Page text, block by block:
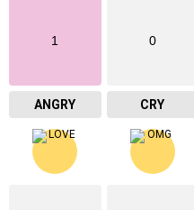
1
ANGRY
0
CRY